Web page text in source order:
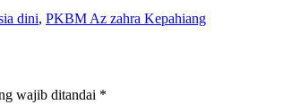
dini, PKBM Az zahra Kepahiang
wajib ditandai *